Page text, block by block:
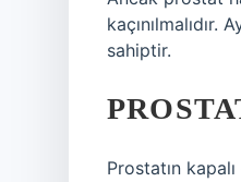
sahiptir.
Prostatın